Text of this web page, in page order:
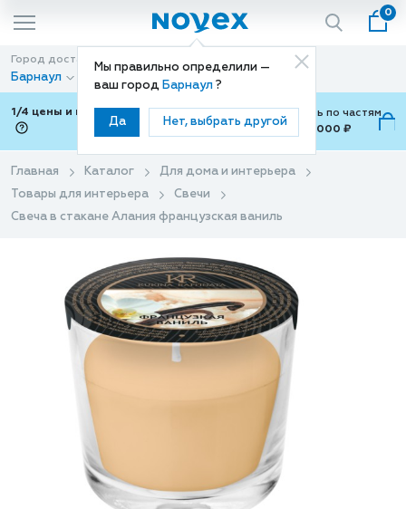
Мы правильно определили —
ваш город Барнаул ?
Да Нет, выбрать другой
0
Город доставки
Барнаул
Способ доставки
Доставка
1/4 цены и покупки ваши с Подели
Можно оплатить по частям
от 700 ₽ до 15,000 ₽
Главная Каталог
Для дома и интерьера
Товары для интерьера
Свечи
Свеча в стакане Алания французская ваниль